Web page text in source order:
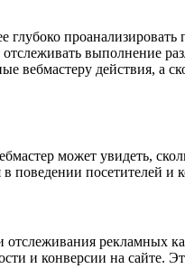
проанализировать
выполнение
действия, а
может увидеть,
посетителей и
рекламных
и конверсии на сайте.